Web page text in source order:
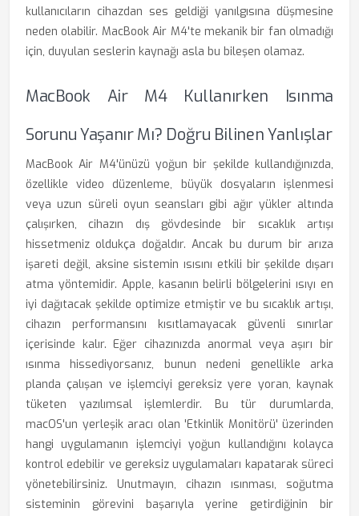
kullanıcıların cihazdan ses geldiği yanılgısına düşmesine
neden olabilir. MacBook Air M4'te mekanik bir fan olmadığı
için, duyulan seslerin kaynağı asla bu bileşen olamaz.
MacBook Air M4 Kullanırken Isınma
Sorunu Yaşanır Mı? Doğru Bilinen Yanlışlar
MacBook Air M4'ünüzü yoğun bir şekilde kullandığınızda,
özellikle video düzenleme, büyük dosyaların işlenmesi
veya uzun süreli oyun seansları gibi ağır yükler altında
çalışırken, cihazın dış gövdesinde bir sıcaklık artışı
hissetmeniz oldukça doğaldır. Ancak bu durum bir arıza
işareti değil, aksine sistemin ısısını etkili bir şekilde dışarı
atma yöntemidir. Apple, kasanın belirli bölgelerini ısıyı en
iyi dağıtacak şekilde optimize etmiştir ve bu sıcaklık artışı,
cihazın performansını kısıtlamayacak güvenli sınırlar
içerisinde kalır. Eğer cihazınızda anormal veya aşırı bir
ısınma hissediyorsanız, bunun nedeni genellikle arka
planda çalışan ve işlemciyi gereksiz yere yoran, kaynak
tüketen yazılımsal işlemlerdir. Bu tür durumlarda,
macOS'un yerleşik aracı olan 'Etkinlik Monitörü' üzerinden
hangi uygulamanın işlemciyi yoğun kullandığını kolayca
kontrol edebilir ve gereksiz uygulamaları kapatarak süreci
yönetebilirsiniz. Unutmayın, cihazın ısınması, soğutma
sisteminin görevini başarıyla yerine getirdiğinin bir